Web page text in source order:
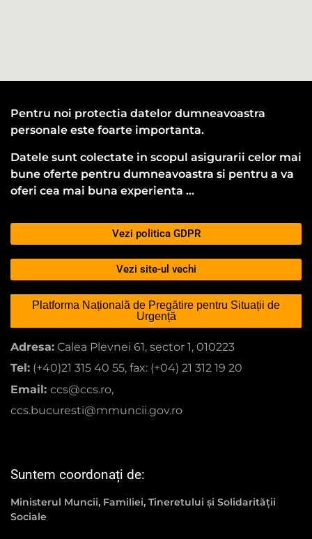
Pentru noi protectia datelor dumneavoastra
personale este foarte importanta.
Datele sunt colectate in scopul asigurarii celor mai
bune oferte pentru dumneavoastra si pentru a va
oferi cea mai buna experienta …
Vezi politica GDPR
Vezi site-ul vechi
Platforma Națională de Pregătire pentru Situații de
Urgență
Adresa: Calea Plevnei 61, sector 1, 010223
Tel: (+40)21 315 40 55, fax: (+04) 21 312 19 20
Email: ccs@ccs.ro,
ccs.bucuresti@mmuncii.gov.ro
Suntem coordonați de:
Ministerul Muncii, Familiei, Tineretului și Solidarității
Sociale